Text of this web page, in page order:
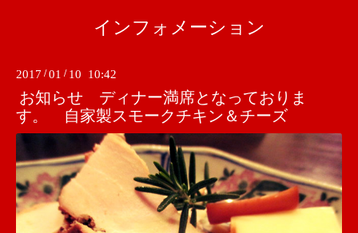
インフォメーション
2017 /01 / 10 10:42
お知らせ ディナー満席となっておりま
す。 自家製スモークチキン＆チーズ